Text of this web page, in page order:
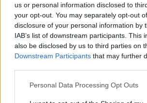
us or personal information disclosed to
your opt-out. You may separately opt-out
disclosure of your personal information by
IAB’s list of downstream participants. This
also be disclosed by us to third parties on
Downstream Participants that may further
Personal Data Processing Opt Outs